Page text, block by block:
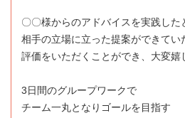
〇〇様からのアドバイスを実践した
相手の立場に立った提案ができてい
評価をいただくことができ、大変嬉
3日間のグループワークで
チーム一丸となりゴールを目指す